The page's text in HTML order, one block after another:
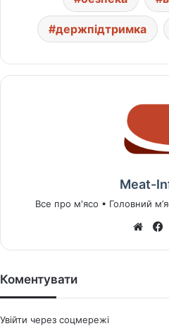
держпідтримка
Meat-
Все про м'ясо • Головний
We
Коментувати
Увійти через соцмережі